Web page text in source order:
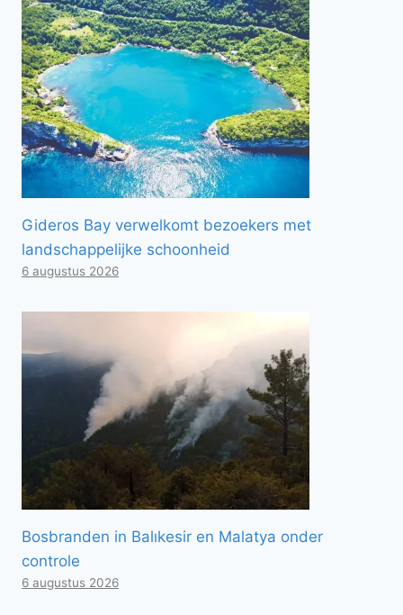
Gideros Bay verwelkomt bezoekers met
landschappelijke schoonheid
6 augustus 2026
Bosbranden in Balıkesir en Malatya onder
controle
6 augustus 2026